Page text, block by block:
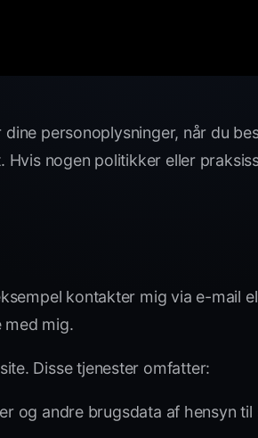
personoplysninger, når du
nogen politikker eller
kontakter mig via e-mail
med mig.
Disse tjenester omfatter:
og andre brugsdata af hensyn